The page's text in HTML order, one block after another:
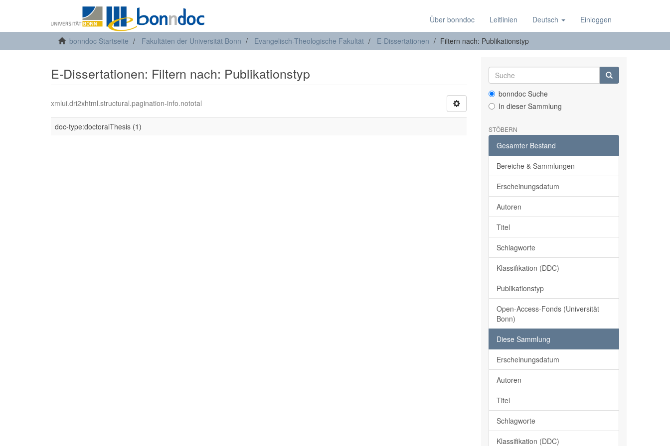
Über bonndoc Leitlinien Deutsch Einloggen
bonndoc Startseite Fakultäten der Universität Bonn Evangelisch-Theologische Fakultät E-Dissertationen Filtern nach: Publikationstyp
E-Dissertationen: Filtern nach: Publikationstyp
xmlui.dri2xhtml.structural.pagination-info.nototal
doc-type:doctoralThesis (1)
bonndoc Suche
In dieser Sammlung
STÖBERN
Gesamter Bestand
Bereiche & Sammlungen
Erscheinungsdatum
Autoren
Titel
Schlagworte
Klassifikation (DDC)
Publikationstyp
Open-Access-Fonds (Universität
Bonn)
Diese Sammlung
Erscheinungsdatum
Autoren
Titel
Schlagworte
Klassifikation (DDC)